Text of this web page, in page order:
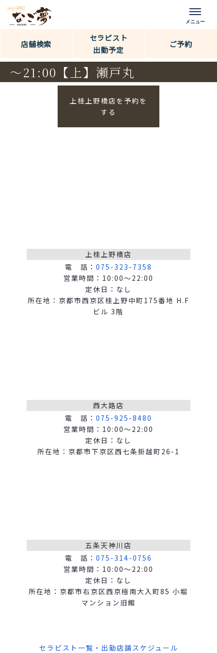
店舗検索 ご予約
セラピスト
出勤予定
～21:00【上】瀬戸丸
上桂上野橋店を予約を
する
上桂上野橋店
電 話： 075-323-7358
営業時間：10:00～22:00
定休日：なし
所在地：京都市西京区桂上野中町175番地 H.F
ビル 3階
西大路店
電 話： 075-925-8480
営業時間：10:00～22:00
定休日：なし
所在地：京都市下京区西七条掛越町26-1
五条天神川店
電 話： 075-314-0756
営業時間：10:00～22:00
定休日：なし
所在地：京都市右京区西京極南大入町85 小堀
マンション旧館
セラピスト一覧・出勤店舗スケジュール